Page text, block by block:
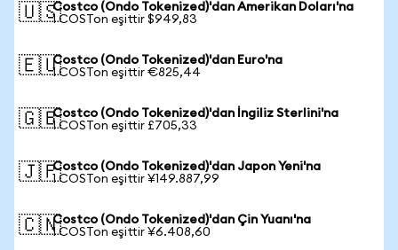
🇺🇸Costco (Ondo Tokenized)'dan Amerikan Doları'na
1 COSTon eşittir $949,83
🇪🇺Costco (Ondo Tokenized)'dan Euro'na
1 COSTon eşittir €825,44
🇬🇧Costco (Ondo Tokenized)'dan İngiliz Sterlini'na
1 COSTon eşittir £705,33
🇯🇵Costco (Ondo Tokenized)'dan Japon Yeni'na
1 COSTon eşittir ¥149.887,99
🇨🇳Costco (Ondo Tokenized)'dan Çin Yuanı'na
1 COSTon eşittir ¥6.408,60